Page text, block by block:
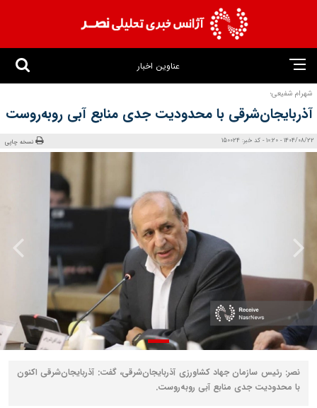
عناوین اخبار
شهرام شفیعی؛
آذربایجان‌شرقی ‌با محدودیت جدی منابع آبی روبه‌روست
1404/08/22 - 10:20 - کد خبر: 150024 نسخه چاپی
نصر: رئیس سازمان جهاد کشاورزی آذربایجان‌شرقی، گفت: آذربایجان‌شرقی اکنون
با محدودیت جدی منابع آبی روبه‌روست.